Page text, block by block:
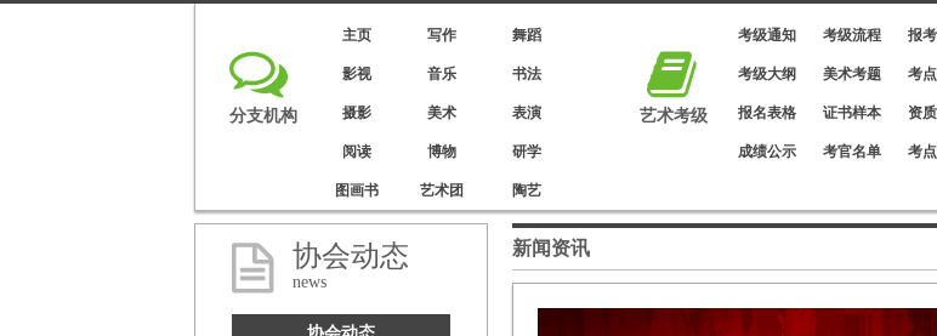
分支机构
主页 写作 舞蹈
影视 音乐 书法
摄影 美术 表演
阅读 博物 研学
图画书 艺术团 陶艺
艺术考级
考级通知 考级流程 报
考级大纲 美术考题 考
报名表格 证书样本 资
成绩公示 考官名单 考
协会动态
news
新闻资讯